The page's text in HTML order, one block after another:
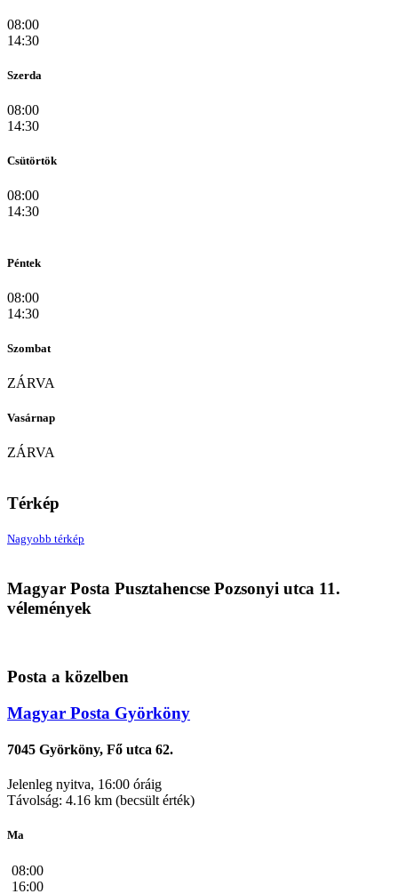
08:00
14:30
Szerda
08:00
14:30
Csütörtök
08:00
14:30
Péntek
08:00
14:30
Szombat
ZÁRVA
Vasárnap
ZÁRVA
Térkép
7038 Pusztahencse, Pozsonyi utca 11.
Nagyobb térkép
Magyar Posta Pusztahencse Pozsonyi utca 11.
vélemények
Posta a közelben
Magyar Posta Györköny
7045 Györköny, Fő utca 62.
Jelenleg nyitva, 16:00 óráig
Távolság: 4.16 km (becsült érték)
Ma
08:00
16:00